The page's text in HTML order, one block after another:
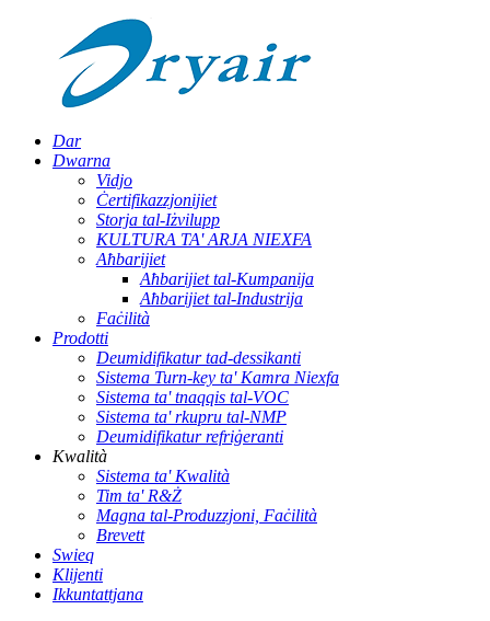
Dar
Dwarna
Vidjo
Ċertifikazzjonijiet
Storja tal-Iżvilupp
KULTURA TA' ARJA NIEXFA
Aħbarijiet
Aħbarijiet tal-Kumpanija
Aħbarijiet tal-Industrija
Faċilità
Prodotti
Deumidifikatur tad-dessikanti
Sistema Turn-key ta' Kamra Niexfa
Sistema ta' tnaqqis tal-VOC
Sistema ta' rkupru tal-NMP
Deumidifikatur refriġeranti
Kwalità
Sistema ta' Kwalità
Tim ta' R&Ż
Magna tal-Produzzjoni, Faċilità
Brevett
Swieq
Klijenti
Ikkuntattjana